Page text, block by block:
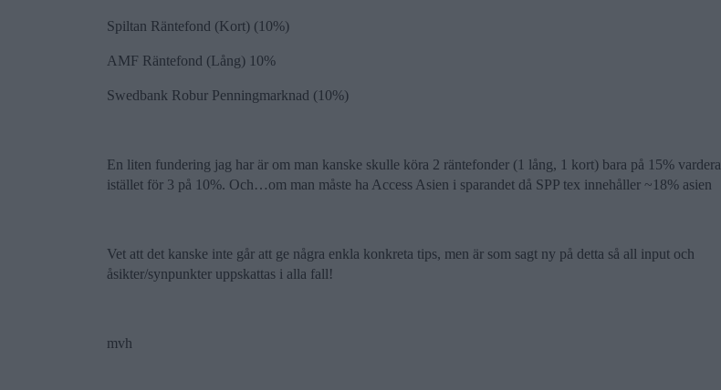
Spiltan Räntefond (Kort) (10%)
AMF Räntefond (Lång) 10%
Swedbank Robur Penningmarknad (10%)
En liten fundering jag har är om man kanske skulle köra 2 räntefonder (1 lång, 1 kort) bara på 15% vardera
istället för 3 på 10%. Och…om man måste ha Access Asien i sparandet då SPP tex innehåller ~18% asien
Vet att det kanske inte går att ge några enkla konkreta tips, men är som sagt ny på detta så all input och
åsikter/synpunkter uppskattas i alla fall!
mvh